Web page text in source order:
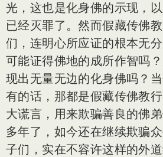
光，这也是化身佛的示现，
已经灭罪了。然而假藏传佛
们，连明心所应证的根本无
可能证得佛地的成所作智吗
现出无量无边的化身佛吗？
有的话，那都是假藏传佛教
大谎言，用来欺骗善良的佛
多年了，如今还在继续欺骗
子们，实在不容许这样的外道